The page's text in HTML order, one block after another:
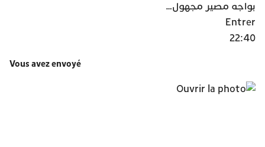
بواجه مصير مجهول…
Entrer
22:40
Vous avez envoyé